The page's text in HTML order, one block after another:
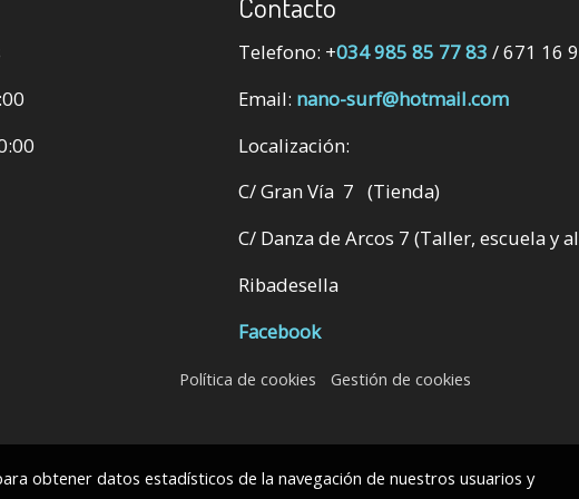
Contacto
Telefono: +034 985 85 77 83 / 671 16
Email: nano-surf@hotmail.com
Localización:
C/ Gran Vía 7 (Tienda)
C/ Danza de Arcos 7 (Taller, escuela y
Ribadesella
Facebook
Política de cookies Gestión de cookies
obtener datos estadísticos de la navegación de nuestros usuarios y